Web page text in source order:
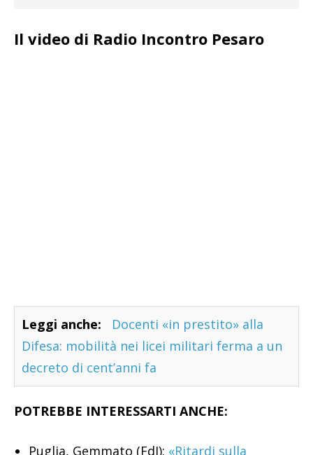
Il video di Radio Incontro Pesaro
Leggi anche:
Docenti «in prestito» alla
Difesa: mobilità nei licei militari ferma a un
decreto di cent’anni fa
POTREBBE INTERESSARTI ANCHE:
Puglia, Gemmato (FdI): «Ritardi sulla